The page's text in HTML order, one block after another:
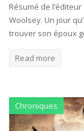
Résumé de
Woolsey. Un jour
trouver son époux
Read more
Chroniques